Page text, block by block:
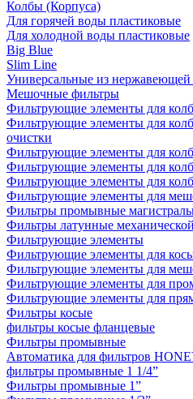
Колбы (Корпуса)
Для горячей воды пластиковые
Для холодной воды пластиковые
Big Blue
Slim Line
Универсальные из нержавеющей
Мешочные фильтры
Фильтрующие элементы для колб
Фильтрующие элементы для
очистки
Фильтрующие элементы для
Фильтрующие элементы для
Фильтрующие элементы для
Фильтрующие элементы для
Фильтры промывные
Фильтры латунные
Фильтрующие элементы
Фильтрующие элементы для
Фильтрующие элементы для
Фильтрующие элементы для
Фильтрующие элементы для
Фильтры косые
фильтры косые фланцевые
Фильтры промывные
Автоматика для фильтров
фильтры промывные 1 1/4”
Фильтры промывные 1”